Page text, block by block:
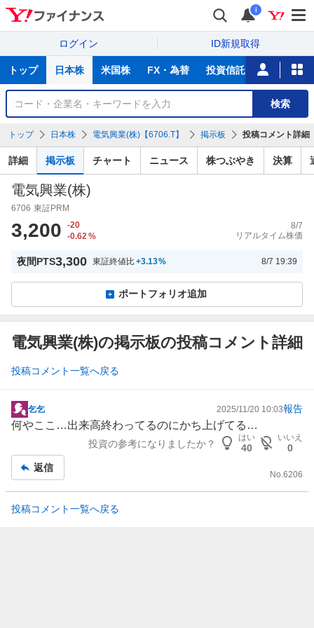
i
ログイン ID新規取得
サ
トップ 日本株 米国株 FX・為替 投資信託 ニュース
銘
検
索
検索
トップ 日本株 電気興業(株)【6706.T】 掲示板 投稿コメント詳細
詳細 掲示板 チャート ニュース 株つぶやき 決算
電気興業(株)
6706 東証PRM
3,200
-20
-0.62 %
8/7
リアルタイム株価
夜間PTS3,300 東証終値比+3.13% 8/7 19:39
ポートフォリオ追加
電気興業(株)の掲示板の投稿コメント詳細
投稿コメント一覧へ戻る
掲
示
事
乞乞 2025/11/20 10:03報告
何やここ…出来高終わってるのにかち上げてる…
投資の参考になりましたか？
はい
40
いいえ
0
返信
No.6206
投稿コメント一覧へ戻る